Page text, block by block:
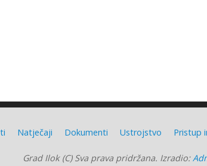
Natječaji Dokumenti Ustrojstvo Pristup
Grad Ilok (C) Sva prava pridržana. Izradio: